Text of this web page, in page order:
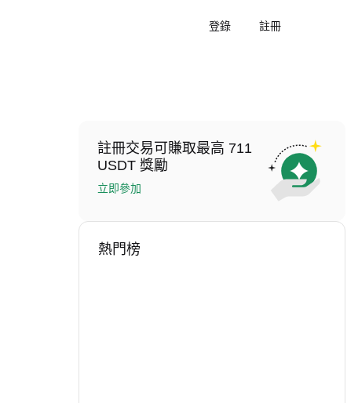
登錄 註冊
註冊交易可賺取最高 711
USDT 獎勵
立即參加
熱門榜